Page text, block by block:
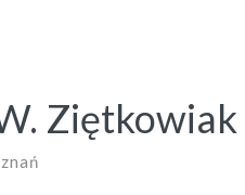
Ziętkowiak